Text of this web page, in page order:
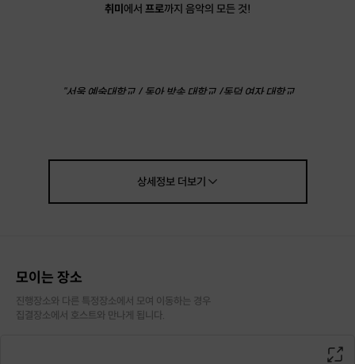
취미에서 프로까지 음악의 모든 것!
"서울 예술대학교 / 동아 방송 대학교 /동덕 여자 대학교
은평구 최대 규모 실용음악 학원
울림 실용음악 새절학원 입니다."
상세정보더보기
모이는 장소
진행장소와 다른 특정장소에서 모여 이동하는 경우
집결장소에서 호스트와 만나게 됩니다.